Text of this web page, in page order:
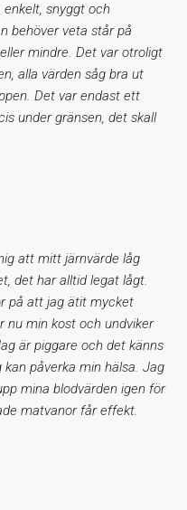
snyggt och
behöver veta står på
mindre. Det var otroligt
alla värden såg bra ut
Det var endast ett
under gränsen, det skall
att mitt järnvärde låg
det har alltid legat lågt.
på att jag ätit mycket
nu min kost och undviker
är piggare och det känns
påverka min hälsa. Jag
mina blodvärden igen för
matvanor får effekt.